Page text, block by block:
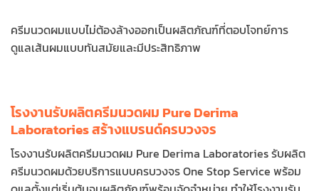
ครีมนวดผมแบบไม่ต้องล้างออกเป็นผลิตภัณฑ์ที่ตอบโจทย์การ
ดูแลเส้นผมแบบทันสมัยและมีประสิทธิภาพ
โรงงานรับผลิตครีมนวดผม Pure Derima
Laboratories สร้างแบรนด์ครบวงจร
โรงงานรับผลิตครีมนวดผม Pure Derima Laboratories รับผลิต
ครีมนวดผมด้วยบริการแบบครบวงจร One Stop Service พร้อม